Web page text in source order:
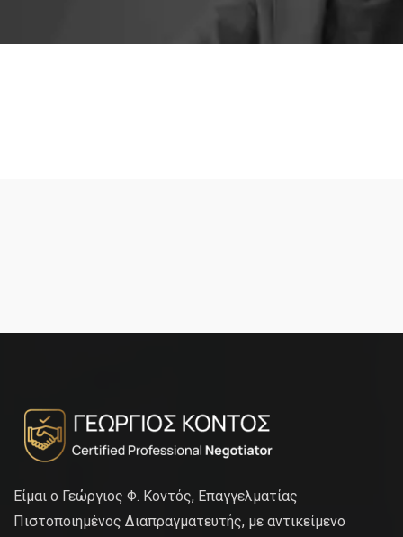
Είμαι ο Γεώργιος Φ. Κοντός, Επαγγελματίας
Πιστοποιημένος Διαπραγματευτής, με αντικείμενο